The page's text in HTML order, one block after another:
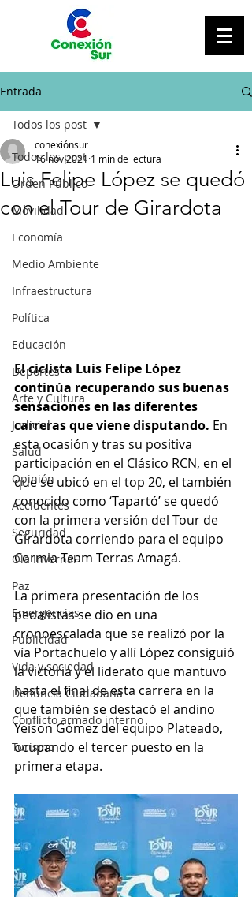
Entrada
Todos los post
Orden Público
Movilidad
Economía
Medio Ambiente
Infraestructura
Política
Educación
Deportes
Arte y Cultura
Judicial
Salud
Opinión
Accidentes
Seguridad
Ola Invernal
Paz
Emergencias
Publicidad
Vida y sociedad
Denuncia Ciudadana
Conflicto armado interno
Turismo
Todos los post
Luis Felipe López se quedó
con el Tour de Girardota
conexiónsur
16 nov 2021 1 min de lectura
El ciclista Luis Felipe López
continúa recuperando sus buenas
sensaciones en las diferentes
carreras que viene disputando. En
esta ocasión y tras su positiva
participación en el Clásico RCN, en el
que se ubicó en el top 20, el también
conocido como ‘Tapartó’ se quedó
con la primera versión del Tour de
Girardota corriendo para el equipo
Cormia Team Terras Amagá.
La primera presentación de los
pedalistas se dio en una
cronoescalada que se realizó por la
vía Portachuelo y allí López consiguió
la victoria y el liderato que mantuvo
hasta el final de esta carrera en la
que también se destacó el andino
Yeison Gómez del equipo Plateado,
ocupando el tercer puesto en la
primera etapa.